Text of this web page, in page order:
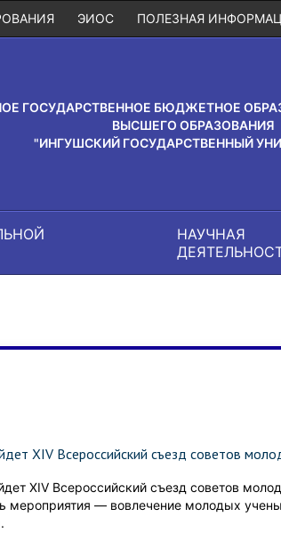
ПОЛЕЗНАЯ
ЭИОС
ГОСУДАРСТВЕННОЕ БЮДЖЕТНОЕ
ВЫСШЕГО ОБРАЗОВАНИЯ
"ИНГУШСКИЙ ГОСУДАРСТВЕННЫЙ
НАУЧНАЯ
XIV Всероссийский съезд советов
XIV Всероссийский съезд советов
мероприятия — вовлечение молодых